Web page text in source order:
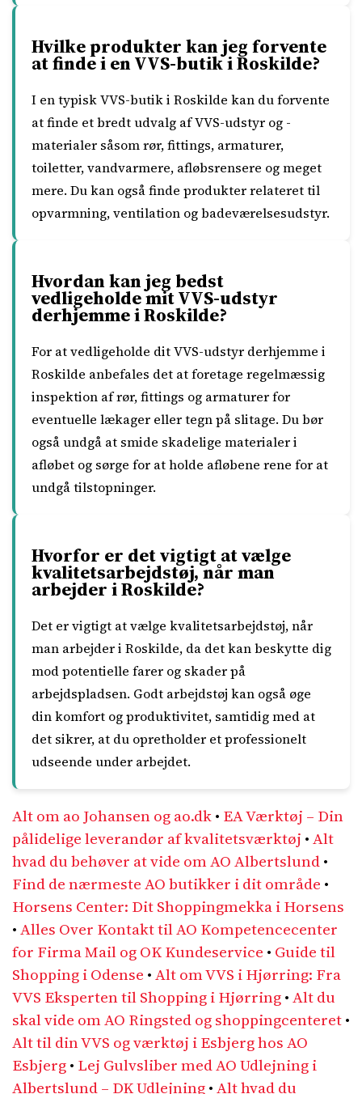
Hvilke produkter kan jeg forvente
at finde i en VVS-butik i Roskilde?
I en typisk VVS-butik i Roskilde kan du forvente
at finde et bredt udvalg af VVS-udstyr og -
materialer såsom rør, fittings, armaturer,
toiletter, vandvarmere, afløbsrensere og meget
mere. Du kan også finde produkter relateret til
opvarmning, ventilation og badeværelsesudstyr.
Hvordan kan jeg bedst
vedligeholde mit VVS-udstyr
derhjemme i Roskilde?
For at vedligeholde dit VVS-udstyr derhjemme i
Roskilde anbefales det at foretage regelmæssig
inspektion af rør, fittings og armaturer for
eventuelle lækager eller tegn på slitage. Du bør
også undgå at smide skadelige materialer i
afløbet og sørge for at holde afløbene rene for at
undgå tilstopninger.
Hvorfor er det vigtigt at vælge
kvalitetsarbejdstøj, når man
arbejder i Roskilde?
Det er vigtigt at vælge kvalitetsarbejdstøj, når
man arbejder i Roskilde, da det kan beskytte dig
mod potentielle farer og skader på
arbejdspladsen. Godt arbejdstøj kan også øge
din komfort og produktivitet, samtidig med at
det sikrer, at du opretholder et professionelt
udseende under arbejdet.
Alt om ao Johansen og ao.dk• EA Værktøj – Din
pålidelige leverandør af kvalitetsværktøj •Alt
hvad du behøver at vide om AO Albertslund•
Find de nærmeste AO butikker i dit område •
Horsens Center: Dit Shoppingmekka i Horsens
•Alles Over Kontakt til AO Kompetencecenter
for Firma Mail og OK Kundeservice • Guide til
Shopping i Odense •Alt om VVS i Hjørring: Fra
VVS Eksperten til Shopping i Hjørring•Alt du
skal vide om AO Ringsted og shoppingcenteret•
Alt til din VVS og værktøj i Esbjerg hos AO
Esbjerg• Lej Gulvsliber med AO Udlejning i
Albertslund – DK Udlejning•Alt hvad du